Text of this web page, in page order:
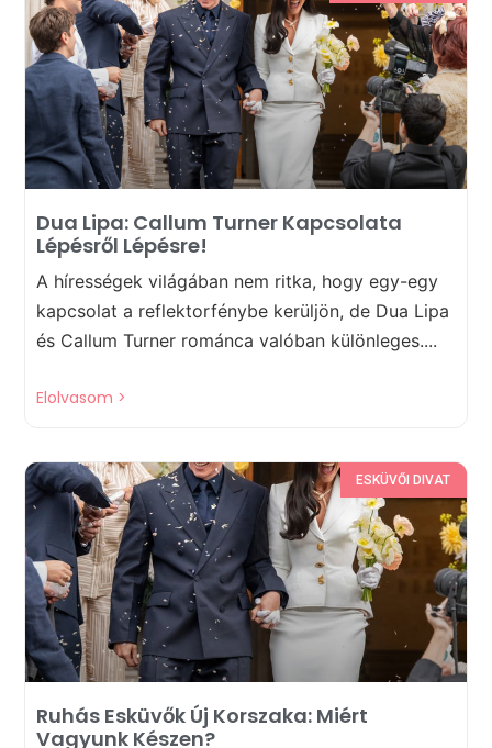
Dua Lipa: Callum Turner Kapcsolata
Lépésről Lépésre!
A hírességek világában nem ritka, hogy egy-egy
kapcsolat a reflektorfénybe kerüljön, de Dua Lipa
és Callum Turner románca valóban különleges....
Elolvasom >
ESKÜVŐI DIVAT
Ruhás Esküvők Új Korszaka: Miért
Vagyunk Készen?